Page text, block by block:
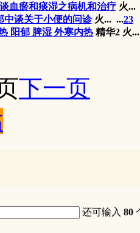
血瘀和痰湿之病机和治疗 火...
中谈关于小便的问诊 火... ...23
阳郁 脾湿 外寒内热 精华2 火...
下一页
还可输入80